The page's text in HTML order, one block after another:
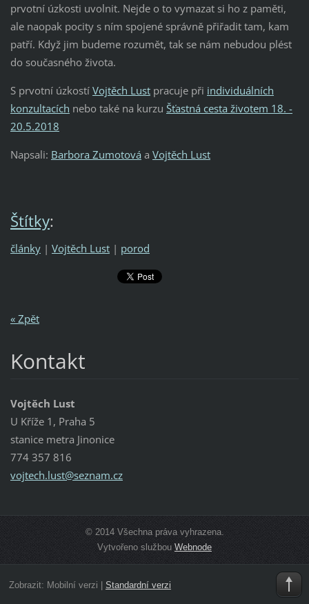
prvotní úzkosti uvolnit. Nejde o to vymazat si ho z paměti,
ale naopak pocity s ním spojené správně přiřadit tam, kam
patří. Když jim budeme rozumět, tak se nám nebudou plést
do současného života.
S prvotní úzkostí Vojtěch Lustpracuje při individuálních
konzultacích nebo také na kurzu Šťastná cesta životem 18. -
20.5.2018
Napsali: Barbora Zumotová a Vojtěch Lust
Štítky:
články | Vojtěch Lust | porod
« Zpět
Kontakt
Vojtěch Lust
U Kříže 1, Praha 5
stanice metra Jinonice
774 357 816
vojtech.lust@seznam.cz
© 2014 Všechna práva vyhrazena.
Vytvořeno službou Webnode
Zobrazit: Mobilní verzi Standardní verzi